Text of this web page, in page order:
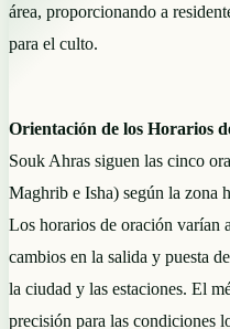
área, proporcionando a
para el culto.
Orientación de los Horarios
Souk Ahras siguen las cinco
Maghrib e Isha) según la zona
Los horarios de oración varían
cambios en la salida y puesta
la ciudad y las estaciones. El
precisión para las condiciones